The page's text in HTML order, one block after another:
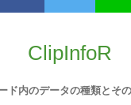
ClipInfoR
ド内のデータの種類とそ